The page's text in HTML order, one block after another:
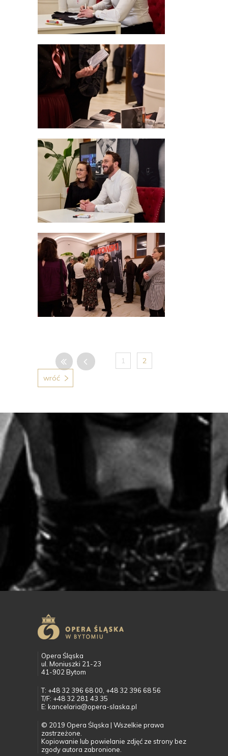
1
2
wróć
Opera Śląska
ul. Moniuszki 21-23
41-902 Bytom
T: +48 32 396 68 00, +48 32 396 68 56
T/F: +48 32 281 43 35
E: kancelaria@opera-slaska.pl
© 2019 Opera Śląska | Wszelkie prawa
zastrzeżone.
Kopiowanie lub powielanie zdjęć ze strony bez
zgody autora zabronione.